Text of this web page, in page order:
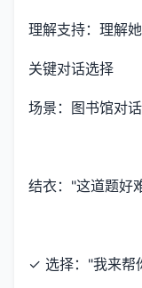
理解支持：理解
关键对话选择
场景：图书馆对话
结衣："这道题好
✓ 选择："我来帮